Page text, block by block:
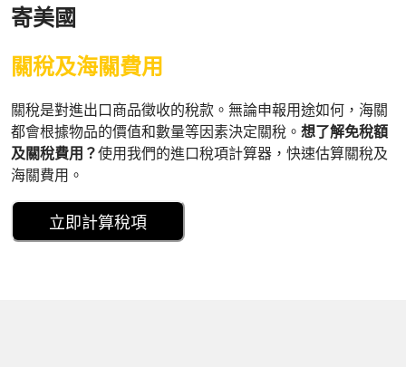
寄美國
關稅及海關費用
關稅是對進出口商品徵收的稅款。無論申報用途如何，海關
都會根據物品的價值和數量等因素決定關稅。 想了解免稅額
及關稅費用？使用我們的進口稅項計算器，快速估算關稅及
海關費用。
立即計算稅項